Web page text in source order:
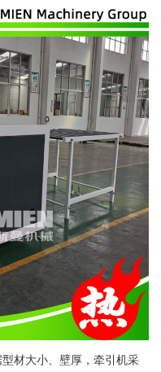
材大小、壁厚，牵引机采